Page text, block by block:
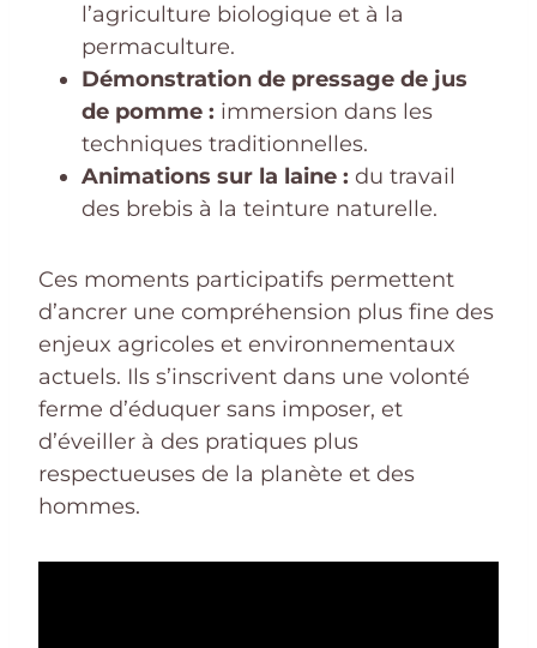
l’agriculture biologique et à la
permaculture.
Démonstration de pressage de jus
de pomme : immersion dans les
techniques traditionnelles.
Animations sur la laine : du travail
des brebis à la teinture naturelle.
Ces moments participatifs permettent
d’ancrer une compréhension plus fine des
enjeux agricoles et environnementaux
actuels. Ils s’inscrivent dans une volonté
ferme d’éduquer sans imposer, et
d’éveiller à des pratiques plus
respectueuses de la planète et des
hommes.